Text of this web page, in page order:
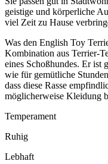
geistige und körperliche
viel Zeit zu Hause
Was den English Toy
Kombination aus Terrier-
eines Schoßhundes. Er ist
wie für gemütliche
dass diese Rasse
möglicherweise Kleidung
Temperament
Ruhig
Lebhaft